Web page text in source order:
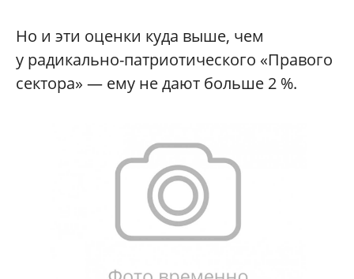
Но и эти оценки куда выше, чем
у радикально-патриотического «Правого
сектора» — ему не дают больше 2 %.